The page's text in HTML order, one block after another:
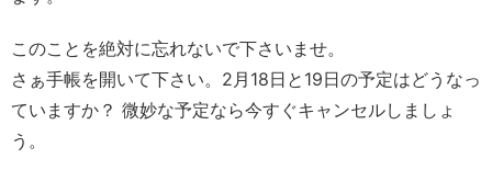
このことを絶対に忘れないで下さいませ。
さぁ手帳を開いて下さい。2月18日と19日の予定はどうなっ
ていますか？ 微妙な予定なら今すぐキャンセルしましょ
う。